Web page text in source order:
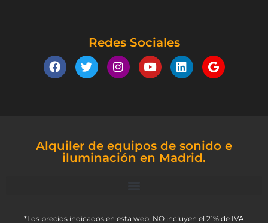
Redes Sociales
Alquiler de equipos de sonido e
iluminación en Madrid.
*Los precios indicados en esta web, NO incluyen el 21% de IVA